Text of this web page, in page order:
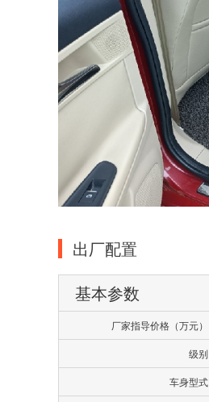
出厂配置
基本参数
厂家指导价格（万元）
级别
车身型式